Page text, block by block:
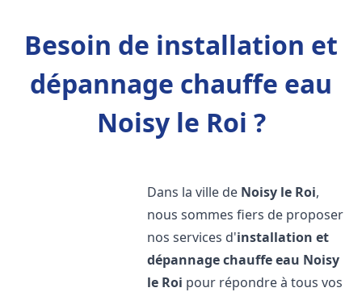
Besoin de installation et
dépannage chauffe eau
Noisy le Roi ?
Dans la ville de Noisy le Roi,
nous sommes fiers de proposer
nos services d'installation et
dépannage chauffe eau Noisy
le Roi pour répondre à tous vos